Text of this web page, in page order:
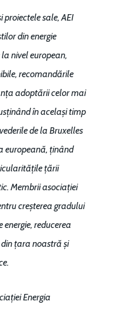
proiectele sale, AEI
din energie
nivel european,
recomandările
adoptării celor mai
în același timp
de la Bruxelles
europeană, ținând
țării
Membrii asociației
creșterea gradului
reducerea
din țara noastră și
Energia
Piaţa gazelor naturale:
predictibilitate,
concurenţă.
Rolul băncilor în
IMM
Redresare vs.
Fiscalitate pentru o
Durabilă
Martie 2016
Mai 2015
Agribusiness
Construcții și
Video Forum Marea
Piața gazelor naturale:
predictibilitate,
concurență.
Burse pentru
Contact
Email: